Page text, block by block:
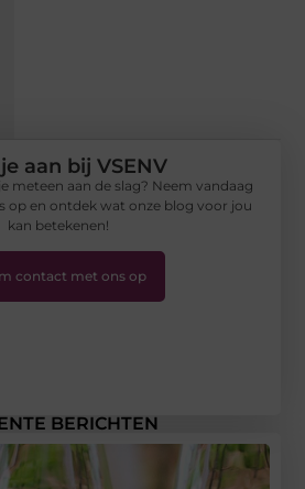
BERICHTEN
aan bij VSENV
meteen aan de slag? Neem vandaag
op en ontdek wat onze blog voor jou
kan betekenen!
contact met ons op